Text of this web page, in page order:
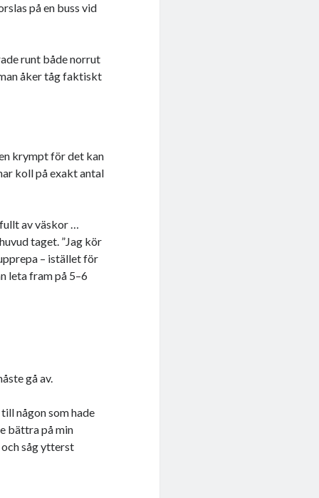
på en buss vid
runt både norrut
åker tåg faktiskt
krympt för det kan
koll på exakt antal
av väskor …
taget. ”Jag kör
– istället för
leta fram på 5–6
gå av.
någon som hade
bättra på min
och såg ytterst